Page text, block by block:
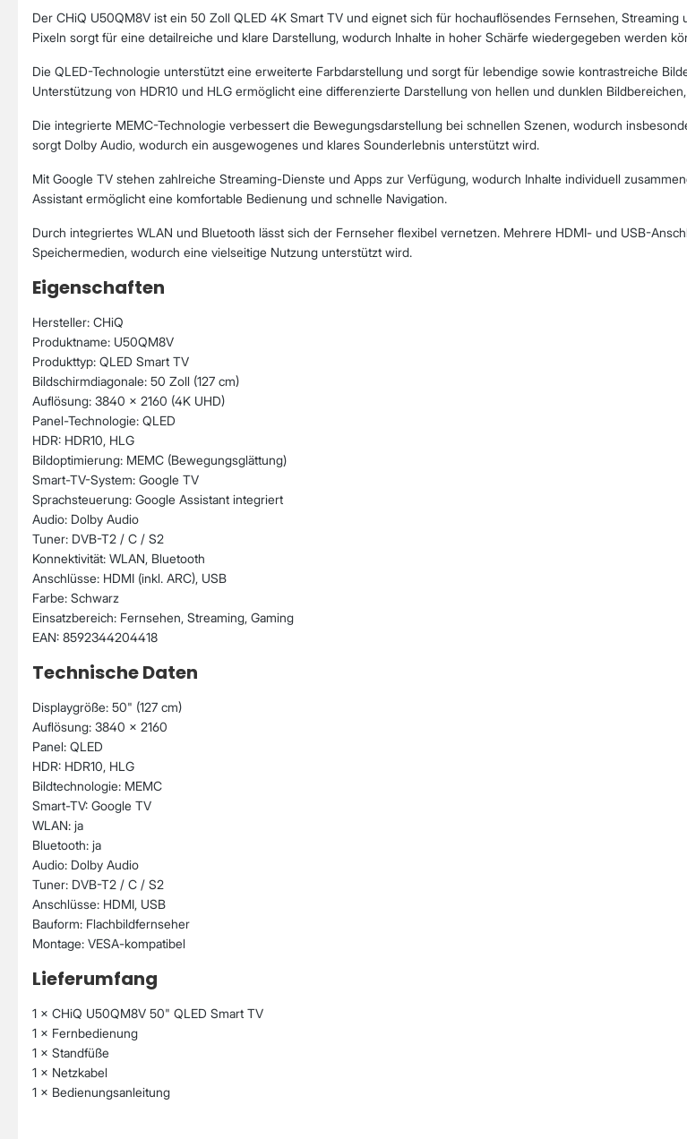
Der CHiQ U50QM8V ist ein 50 Zoll QLED 4K Smart TV und eignet sich für hochauflösendes Fernsehen,
Pixeln sorgt für eine detailreiche und klare Darstellung, wodurch Inhalte in hoher Schärfe wiedergegeben werden
Die QLED-Technologie unterstützt eine erweiterte Farbdarstellung und sorgt für lebendige sowie kontrastreiche
Unterstützung von HDR10 und HLG ermöglicht eine differenzierte Darstellung von hellen und dunklen
Die integrierte MEMC-Technologie verbessert die Bewegungsdarstellung bei schnellen Szenen, wodurch
sorgt Dolby Audio, wodurch ein ausgewogenes und klares Sounderlebnis unterstützt wird.
Mit Google TV stehen zahlreiche Streaming-Dienste und Apps zur Verfügung, wodurch Inhalte individuell
Assistant ermöglicht eine komfortable Bedienung und schnelle Navigation.
Durch integriertes WLAN und Bluetooth lässt sich der Fernseher flexibel vernetzen. Mehrere HDMI- und USB-
Speichermedien, wodurch eine vielseitige Nutzung unterstützt wird.
Eigenschaften
Hersteller: CHiQ
Produktname: U50QM8V
Produkttyp: QLED Smart TV
Bildschirmdiagonale: 50 Zoll (127 cm)
Auflösung: 3840 × 2160 (4K UHD)
Panel-Technologie: QLED
HDR: HDR10, HLG
Bildoptimierung: MEMC (Bewegungsglättung)
Smart-TV-System: Google TV
Sprachsteuerung: Google Assistant integriert
Audio: Dolby Audio
Tuner: DVB-T2 / C / S2
Konnektivität: WLAN, Bluetooth
Anschlüsse: HDMI (inkl. ARC), USB
Farbe: Schwarz
Einsatzbereich: Fernsehen, Streaming, Gaming
EAN: 8592344204418
Technische Daten
Displaygröße: 50" (127 cm)
Auflösung: 3840 × 2160
Panel: QLED
HDR: HDR10, HLG
Bildtechnologie: MEMC
Smart-TV: Google TV
WLAN: ja
Bluetooth: ja
Audio: Dolby Audio
Tuner: DVB-T2 / C / S2
Anschlüsse: HDMI, USB
Bauform: Flachbildfernseher
Montage: VESA-kompatibel
Lieferumfang
1 × CHiQ U50QM8V 50" QLED Smart TV
1 × Fernbedienung
1 × Standfüße
1 × Netzkabel
1 × Bedienungsanleitung